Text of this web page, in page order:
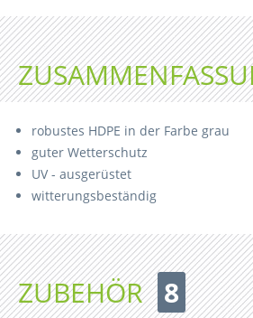
robustes HDPE in der Farbe grau
guter Wetterschutz
UV - ausgerüstet
witterungsbeständig
ZUBEHÖR 8